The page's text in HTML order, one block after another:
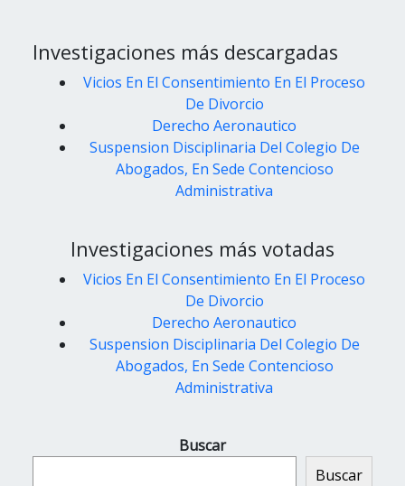
Investigaciones más descargadas
Vicios En El Consentimiento En El Proceso
De Divorcio
Derecho Aeronautico
Suspension Disciplinaria Del Colegio De
Abogados, En Sede Contencioso
Administrativa
Investigaciones más votadas
Vicios En El Consentimiento En El Proceso
De Divorcio
Derecho Aeronautico
Suspension Disciplinaria Del Colegio De
Abogados, En Sede Contencioso
Administrativa
Buscar
Buscar